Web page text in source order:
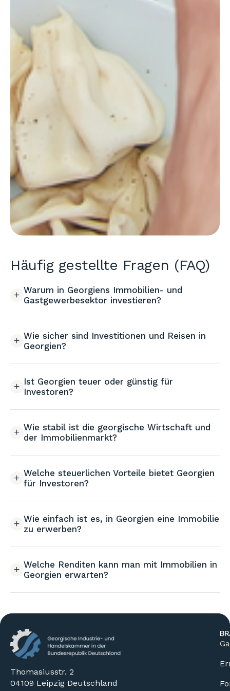
Häufig gestellte Fragen (FAQ)
Warum in Georgiens Immobilien- und
Gastgewerbesektor investieren?
Wie sicher sind Investitionen und Reisen in
Georgien?
Ist Georgien teuer oder günstig für
Investoren?
Wie stabil ist die georgische Wirtschaft und
der Immobilienmarkt?
Welche steuerlichen Vorteile bietet Georgien
für Investoren?
Wie einfach ist es, in Georgien eine Immobilie
zu erwerben?
Welche Renditen kann man mit Immobilien in
Georgien erwarten?
Thomasiusstr. 2
04109 Leipzig Deutschland